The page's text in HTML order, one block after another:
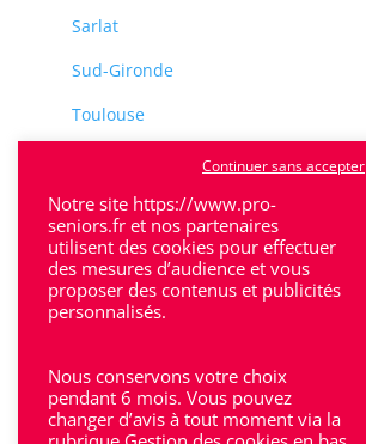
Sarlat
Sud-Gironde
Toulouse
Villeneuve-Sur-Lot
Bron
Notre site https://www.pro-
seniors.fr et nos partenaires
utilisent des cookies pour effectuer
des mesures d’audience et vous
proposer des contenus et publicités
personnalisés.
Nous conservons votre choix
pendant 6 mois. Vous pouvez
changer d’avis à tout moment via la
Continuer sans accepter